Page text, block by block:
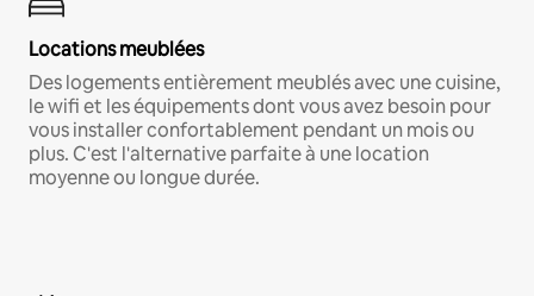
Locations meublées
Des logements entièrement meublés avec une cuisine,
le wifi et les équipements dont vous avez besoin pour
vous installer confortablement pendant un mois ou
plus. C'est l'alternative parfaite à une location
moyenne ou longue durée.